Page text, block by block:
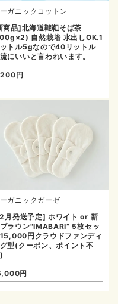
ガニックコットン
商品]北海道韃靼そば茶
自然栽培 水出しOK.1
トル5gなので40リットル
にいいと言われいます。
円
ガニックガーゼ
月発送予定] ホワイト or 新
ラウン"IMABARI” 5枚セッ
15,000円クラウドファンディ
型(クーポン、ポイント不
円